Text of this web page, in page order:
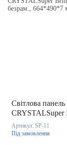
Світлова панель
CRYSTALSuper
A2 безрам.,
InLight
Артикул: SP-11
Під замовлення